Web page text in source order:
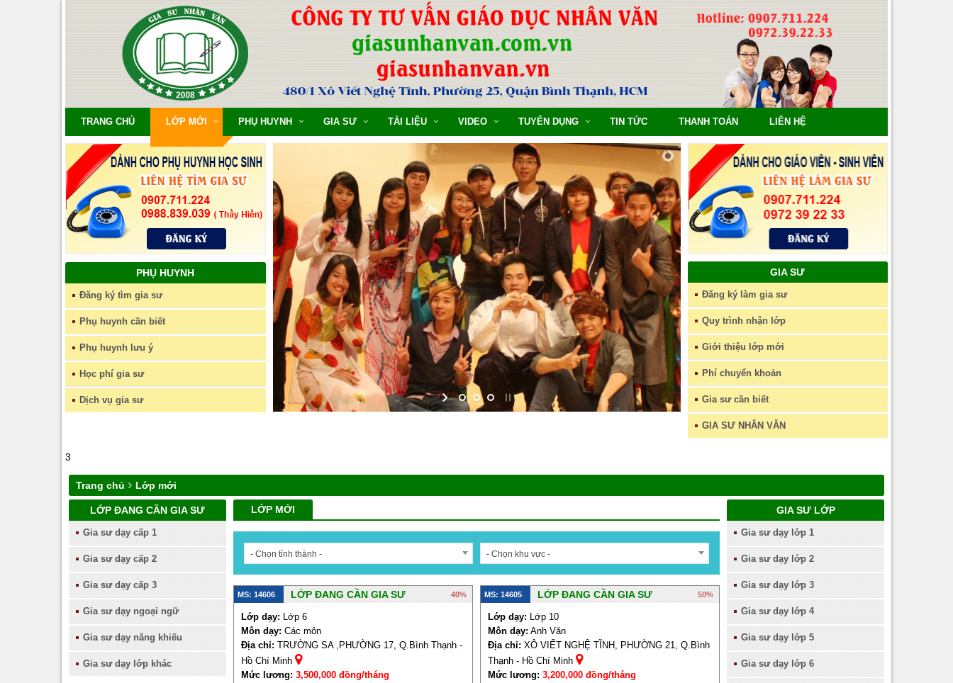
TRANG CHỦ LỚP MỚI PHỤ HUYNH GIA SƯ TÀI LIỆU VIDEO TUYỂN DỤNG TIN TỨC THANH TOÁN LIÊN HỆ
PHỤ HUYNH
Đăng ký tìm gia sư
Phụ huynh cần biết
Phụ huynh lưu ý
Học phí gia sư
Dịch vụ gia sư
GIA SƯ
Đăng ký làm gia sư
Quy trình nhận lớp
Giới thiệu lớp mới
Phí chuyển khoản
Gia sư cần biết
GIA SƯ NHÂN VĂN
3
Trang chủ Lớp mới
LỚP ĐANG CẦN GIA SƯ
Gia sư dạy cấp 1
Gia sư dạy cấp 2
Gia sư dạy cấp 3
Gia sư dạy ngoại ngữ
Gia sư dạy năng khiếu
Gia sư dạy lớp khác
LỚP MỚI
- Chọn tỉnh thành - - Chọn khu vực -
MS: 14606 LỚP ĐANG CẦN GIA SƯ 40%
Lớp dạy: Lớp 6
Môn dạy: Các môn
Địa chỉ: TRƯỜNG SA ,PHƯỜNG 17, Q.Bình Thạnh -
Hồ Chí Minh
Mức lương: 3,500,000 đồng/tháng
MS: 14605 LỚP ĐANG CẦN GIA SƯ 50%
Lớp dạy: Lớp 10
Môn dạy: Anh Văn
Địa chỉ: XÔ VIẾT NGHỆ TĨNH, PHƯỜNG 21, Q.Bình
Thạnh - Hồ Chí Minh
Mức lương: 3,200,000 đồng/tháng
GIA SƯ LỚP
Gia sư dạy lớp 1
Gia sư dạy lớp 2
Gia sư dạy lớp 3
Gia sư dạy lớp 4
Gia sư dạy lớp 5
Gia sư dạy lớp 6